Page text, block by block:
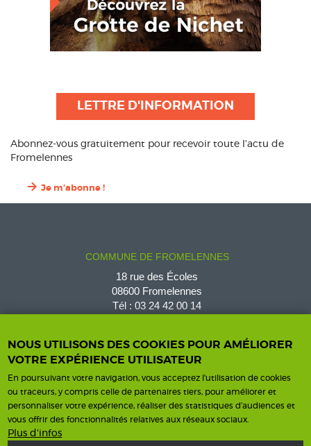
LETTRE D'INFORMATION
Abonnez-vous gratuitement pour recevoir toute l’actu de
Fromelennes
Je m'abonne !
COMMUNE DE FROMELENNES
18 rue des Écoles
08600 Fromelennes
Tél : 03 24 42 00 14
Contact
Horaires
Horaires d'ouverture
NOUS UTILISONS DES COOKIES POUR AMÉLIORER
VOTRE EXPÉRIENCE UTILISATEUR
En poursuivant votre navigation, vous acceptez l'utilisation de cookies
ou traceurs, y compris celle de partenaires tiers, pour améliorer et
personnaliser votre expérience, réaliser des statistiques d’audiences et
vous offrir des fonctionnalités relatives aux réseaux sociaux.
Plus d'infos